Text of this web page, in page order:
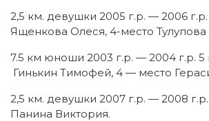
2,5 км. девушки 2005 г.р. — 2006
Ященкова Олеся, 4-место Тулупова
7.5 км юноши 2003 г.р. — 2004 г.р.
Гинькин Тимофей, 4 — место
2,5 км. девушки 2007 г.р. — 2008
Панина Виктория.